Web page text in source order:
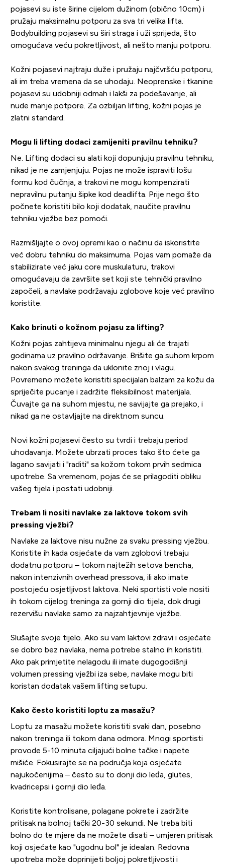
pojasevi su iste širine cijelom dužinom (obično 10cm) i
pružaju maksimalnu potporu za sva tri velika lifta.
Bodybuilding pojasevi su širi straga i uži sprijeda, što
omogućava veću pokretljivost, ali nešto manju potporu.
Kožni pojasevi najtraju duže i pružaju najčvršću potporu,
ali im treba vremena da se uhodaju. Neoprenske i tkanine
pojasevi su udobniji odmah i lakši za podešavanje, ali
nude manje potpore. Za ozbiljan lifting, kožni pojas je
zlatni standard.
Mogu li lifting dodaci zamijeniti pravilnu tehniku?
Ne. Lifting dodaci su alati koji dopunjuju pravilnu tehniku,
nikad je ne zamjenjuju. Pojas ne može ispraviti lošu
formu kod čučnja, a trakovi ne mogu kompenzirati
nepravilnu putanju šipke kod deadlifta. Prije nego što
počnete koristiti bilo koji dodatak, naučite pravilnu
tehniku vježbe bez pomoći.
Razmišljajte o ovoj opremi kao o načinu da iskoristite
već dobru tehniku do maksimuma. Pojas vam pomaže da
stabilizirate već jaku core muskulaturu, trakovi
omogućavaju da završite set koji ste tehnički pravilno
započeli, a navlake podržavaju zglobove koje već pravilno
koristite.
Kako brinuti o kožnom pojasu za lifting?
Kožni pojas zahtijeva minimalnu njegu ali će trajati
godinama uz pravilno održavanje. Brišite ga suhom krpom
nakon svakog treninga da uklonite znoj i vlagu.
Povremeno možete koristiti specijalan balzam za kožu da
spriječite pucanje i zadržite fleksibilnost materijala.
Čuvajte ga na suhom mjestu, ne savijajte ga prejako, i
nikad ga ne ostavljajte na direktnom suncu.
Novi kožni pojasevi često su tvrdi i trebaju period
uhodavanja. Možete ubrzati proces tako što ćete ga
lagano savijati i "raditi" sa kožom tokom prvih sedmica
upotrebe. Sa vremenom, pojas će se prilagoditi obliku
vašeg tijela i postati udobniji.
Trebam li nositi navlake za laktove tokom svih
pressing vježbi?
Navlake za laktove nisu nužne za svaku pressing vježbu.
Koristite ih kada osjećate da vam zglobovi trebaju
dodatnu potporu – tokom najtežih setova bencha,
nakon intenzivnih overhead pressova, ili ako imate
postojeću osjetljivost laktova. Neki sportisti vole nositi
ih tokom cijelog treninga za gornji dio tijela, dok drugi
rezervišu navlake samo za najzahtjevnije vježbe.
Slušajte svoje tijelo. Ako su vam laktovi zdravi i osjećate
se dobro bez navlaka, nema potrebe stalno ih koristiti.
Ako pak primjetite nelagodu ili imate dugogodišnji
volumen pressing vježbi iza sebe, navlake mogu biti
koristan dodatak vašem lifting setupu.
Kako često koristiti loptu za masažu?
Loptu za masažu možete koristiti svaki dan, posebno
nakon treninga ili tokom dana odmora. Mnogi sportisti
provode 5-10 minuta ciljajući bolne tačke i napete
mišiće. Fokusirajte se na područja koja osjećate
najukočenijima – često su to donji dio leđa, glutes,
kvadricepsi i gornji dio leđa.
Koristite kontrolisane, polagane pokrete i zadržite
pritisak na bolnoj tački 20-30 sekundi. Ne treba biti
bolno do te mjere da ne možete disati – umjeren pritisak
koji osjećate kao "ugodnu bol" je idealan. Redovna
upotreba može doprinijeti boljoj pokretljivosti i